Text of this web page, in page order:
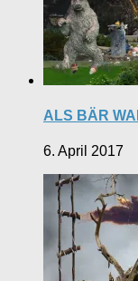
ALS BÄR
6. April 2017